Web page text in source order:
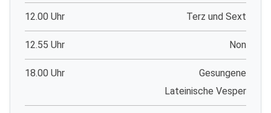
12.00 Uhr Terz und Sext
12.55 Uhr Non
18.00 Uhr
Gesungene
Lateinische Vesper